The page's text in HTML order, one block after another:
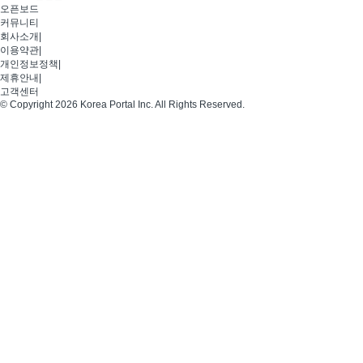
오픈보드
커뮤니티
회사소개
이용약관
개인정보정책
제휴안내
고객센터
© Copyright 2026 Korea Portal Inc. All Rights Reserved.